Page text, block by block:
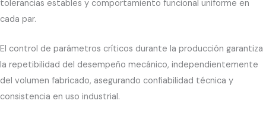
tolerancias estables y comportamiento funcional uniforme en
cada par.
El control de parámetros críticos durante la producción garantiza
la repetibilidad del desempeño mecánico, independientemente
del volumen fabricado, asegurando confiabilidad técnica y
consistencia en uso industrial.